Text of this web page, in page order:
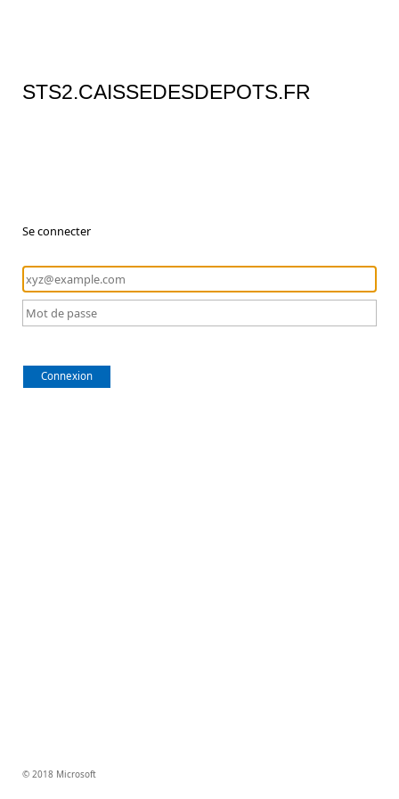
STS2.CAISSEDESDEPOTS.FR
Se connecter
Connexion
© 2018 Microsoft